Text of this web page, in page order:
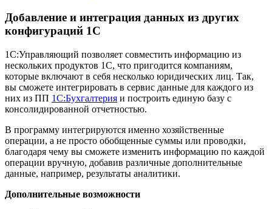
Добавление и интеграция данных из других
конфигураций 1С
1С:Управляющий позволяет совместить информацию из
нескольких продуктов 1С, что пригодится компаниям,
которые включают в себя несколько юридических лиц. Так,
вы сможете интегрировать в сервис данные для каждого из
них из ПП 1С:Бухгалтерия и построить единую базу с
консолидированной отчетностью.
В программу интегрируются именно хозяйственные
операции, а не просто обобщенные суммы или проводки,
благодаря чему вы сможете изменить информацию по каждой
операции вручную, добавив различные дополнительные
данные, например, результаты аналитики.
Дополнительные возможности